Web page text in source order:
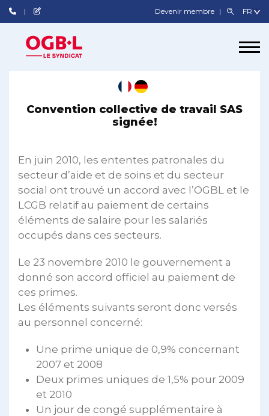
Devenir membre
Convention collective de travail SAS
signée!
En juin 2010, les ententes patronales du
secteur d’aide et de soins et du secteur
social ont trouvé un accord avec l’OGBL et le
LCGB relatif au paiement de certains
éléments de salaire pour les salariés
occupés dans ces secteurs.
Le 23 novembre 2010 le gouvernement a
donné son accord officiel au paiement de
ces primes.
Les éléments suivants seront donc versés
au personnel concerné:
Une prime unique de 0,9% concernant
2007 et 2008
Deux primes uniques de 1,5% pour 2009
et 2010
Un jour de congé supplémentaire à